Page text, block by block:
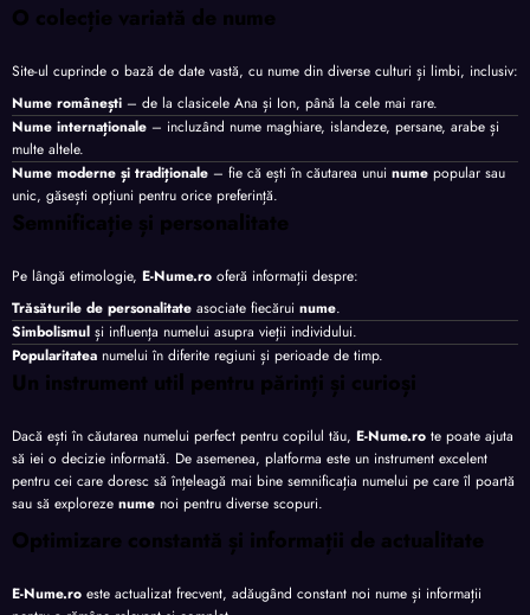
O colecție variată de nume
Site-ul cuprinde o bază de date vastă, cu nume din diverse culturi și limbi, inclusiv:
Nume românești – de la clasicele Ana și Ion, până la cele mai rare.
Nume internaționale – incluzând nume maghiare, islandeze, persane, arabe și
multe altele.
Nume moderne și tradiționale – fie că ești în căutarea unui nume popular sau
unic, găsești opțiuni pentru orice preferință.
Semnificație și personalitate
Pe lângă etimologie, E-Nume.ro oferă informații despre:
Trăsăturile de personalitate asociate fiecărui nume.
Simbolismul și influența numelui asupra vieții individului.
Popularitatea numelui în diferite regiuni și perioade de timp.
Un instrument util pentru părinți și curioși
Dacă ești în căutarea numelui perfect pentru copilul tău, E-Nume.ro te poate ajuta
să iei o decizie informată. De asemenea, platforma este un instrument excelent
pentru cei care doresc să înțeleagă mai bine semnificația numelui pe care îl poartă
sau să exploreze nume noi pentru diverse scopuri.
Optimizare constantă și informații de actualitate
E-Nume.ro este actualizat frecvent, adăugând constant noi nume și informații